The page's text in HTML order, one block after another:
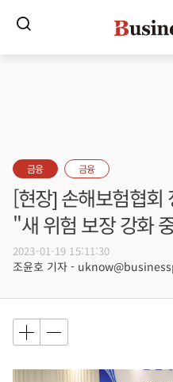
금융 금융
[현장] 손해보험협회
"새 위험 보장 강화
2023-01-19 15:11:30
조윤호 기자 -